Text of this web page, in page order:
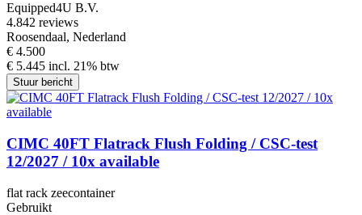
Equipped4U B.V.
4.842 reviews
Roosendaal, Nederland
€ 4.500
€ 5.445 incl. 21% btw
Stuur bericht
CIMC 40FT Flatrack Flush Folding / CSC-test
12/2027 / 10x available
flat rack zeecontainer
Gebruikt